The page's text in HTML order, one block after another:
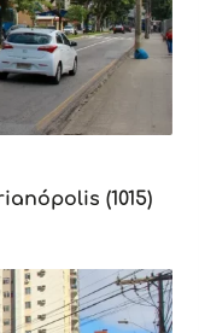
(1015)